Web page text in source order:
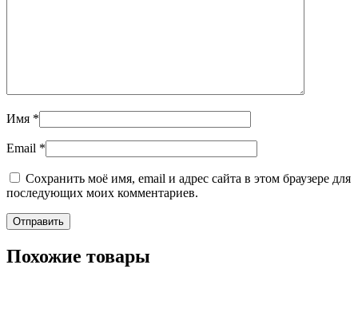
Имя *
Email *
Сохранить моё имя, email и адрес сайта в этом браузере для
последующих моих комментариев.
Похожие товары